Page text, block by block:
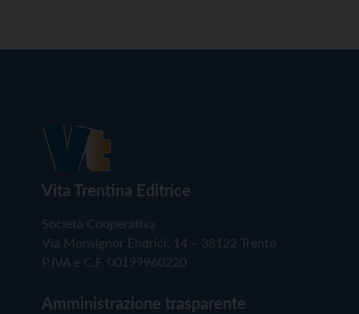
Vita Trentina Editrice
Società Cooperativa
Via Monsignor Endrici, 14 – 38122 Trento
P.IVA e C.F. 00199960220
Amministrazione trasparente